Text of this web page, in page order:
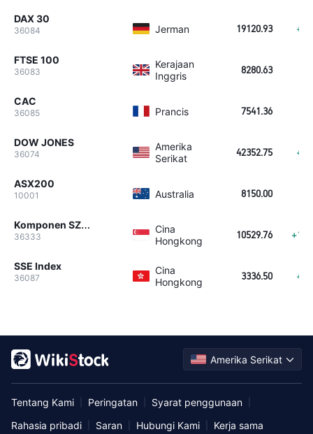
DAX 30
36084
FTSE 100
36083
CAC
36085
DOW JONES
36074
ASX200
10001
Komponen SZSE (SZI)
36333
SSE Index
36087
Jerman 19120.93
Kerajaan
Inggris
8280.63
Prancis 7541.36
Amerika
Serikat
42352.75
Australia 8150.00
Cina
Hongkong
10529.76
Cina
Hongkong
3336.50
Amerika Serikat
Tentang Kami Peringatan Syarat penggunaan
Rahasia pribadi Saran Hubungi Kami Kerja sama